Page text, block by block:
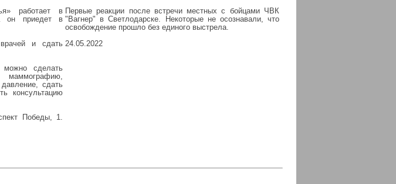
работает в
он приедет в
и сдать
сделать
маммографию,
давление, сдать
консультацию
Победы, 1.
Первые реакции после встречи местных с бойцами ЧВК
"Вагнер" в Светлодарске. Некоторые не осознавали, что
освобождение прошло без единого выстрела.
24.05.2022